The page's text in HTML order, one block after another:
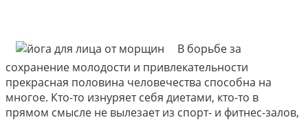
В борьбе за
сохранение молодости и привлекательности
прекрасная половина человечества способна на
многое. Кто-то изнуряет себя диетами, кто-то в
прямом смысле не вылезает из спорт- и фитнес-залов,